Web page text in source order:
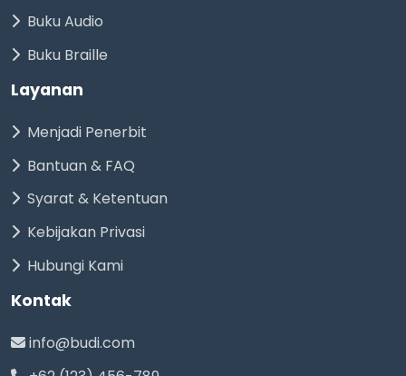
Buku Audio
Buku Braille
Layanan
Menjadi Penerbit
Bantuan & FAQ
Syarat & Ketentuan
Kebijakan Privasi
Hubungi Kami
Kontak
info@budi.com